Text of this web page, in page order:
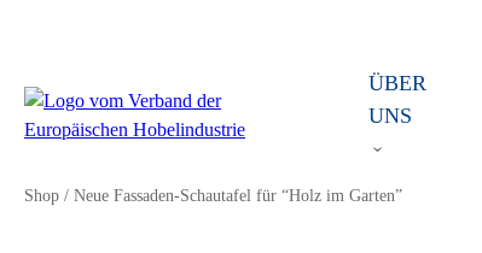
ÜBER
UNS
Shop / Neue Fassaden-Schautafel für “Holz im Garten”